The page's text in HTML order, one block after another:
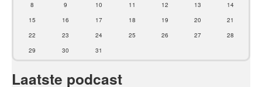
8
9 10 11 12 13
14
15
16 17 18 19 20
21
22
23 24 25 26 27
28
29
30 31
Laatste podcast